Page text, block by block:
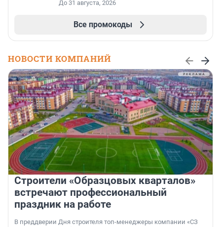
До 31 августа, 2026
Все промокоды
НОВОСТИ КОМПАНИЙ
Строители «Образцовых кварталов»
встречают профессиональный
праздник на работе
В преддверии Дня строителя топ-менеджеры компании «СЗ